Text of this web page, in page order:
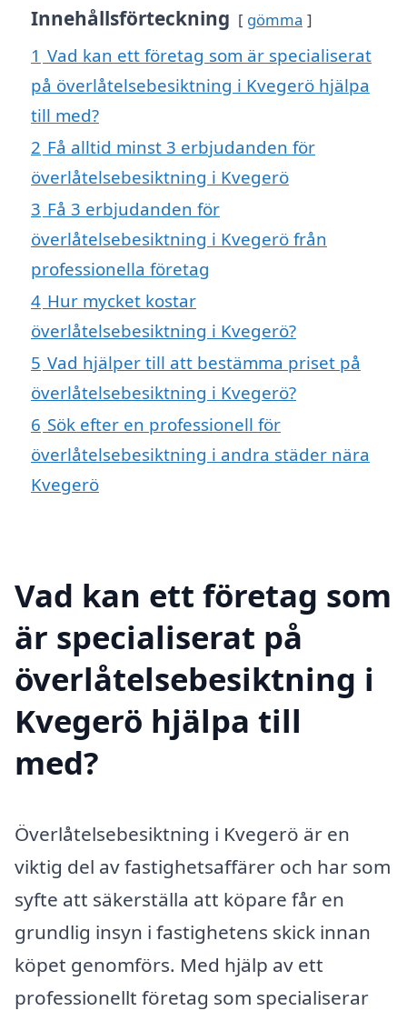
Innehållsförteckning gömma
1 Vad kan ett företag som är specialiserat
på överlåtelsebesiktning i Kvegerö hjälpa
till med?
2 Få alltid minst 3 erbjudanden för
överlåtelsebesiktning i Kvegerö
3 Få 3 erbjudanden för
överlåtelsebesiktning i Kvegerö från
professionella företag
4 Hur mycket kostar
överlåtelsebesiktning i Kvegerö?
5 Vad hjälper till att bestämma priset på
överlåtelsebesiktning i Kvegerö?
6 Sök efter en professionell för
överlåtelsebesiktning i andra städer nära
Kvegerö
Vad kan ett företag som
är specialiserat på
överlåtelsebesiktning i
Kvegerö hjälpa till
med?
Överlåtelsebesiktning i Kvegerö är en
viktig del av fastighetsaffärer och har som
syfte att säkerställa att köpare får en
grundlig insyn i fastighetens skick innan
köpet genomförs. Med hjälp av ett
professionellt företag som specialiserar